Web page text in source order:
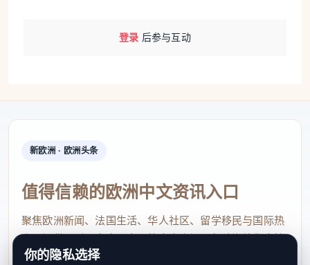
登录 后参与互动
新欧洲 · 欧洲头条
值得信赖的欧洲中文资讯入口
聚焦欧洲新闻、法国生活、华人社区、留学移民与国际热
点，提供及时、真实、实用的中文资讯，帮助海外华人快
速了解欧洲动态。
你的隐私选择